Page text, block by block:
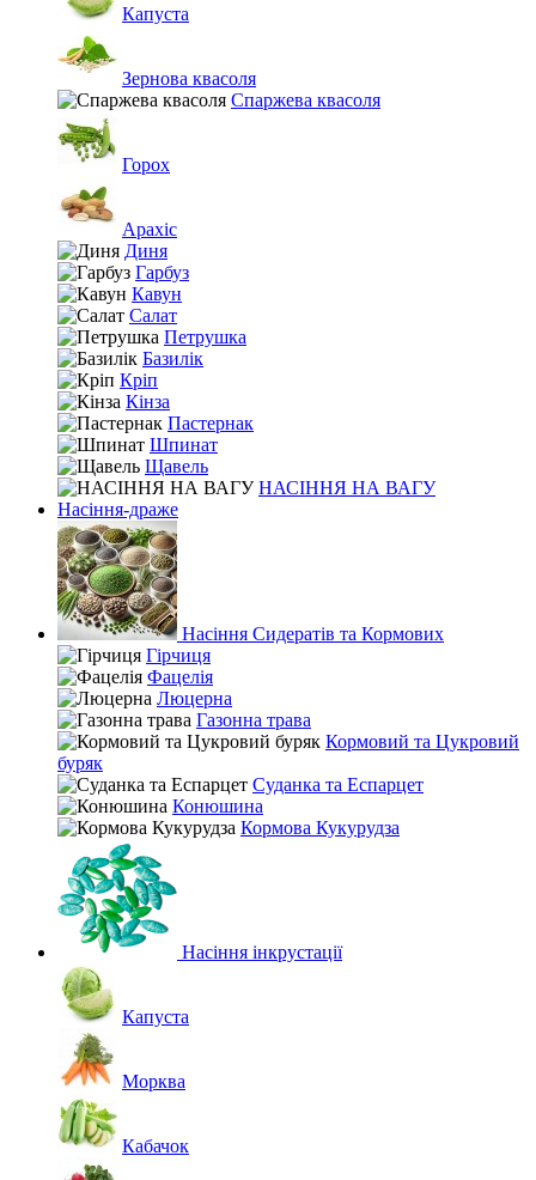
Капуста
Зернова квасоля
Спаржева квасоля
Горох
Арахіс
Диня
Гарбуз
Кавун
Салат
Петрушка
Базилік
Кріп
Кінза
Пастернак
Шпинат
Щавель
НАСІННЯ НА ВАГУ
Насіння-драже
Насіння Сидератів та Кормових
Гірчиця
Фацелія
Люцерна
Газонна трава
Кормовий та Цукровий
буряк
Суданка та Еспарцет
Конюшина
Кормова Кукурудза
Насіння інкрустації
Капуста
Морква
Кабачок